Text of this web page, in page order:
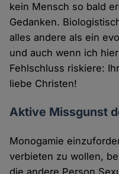
kein Mensch so bald
Gedanken.
alles andere als ein
und auch wenn ich
Fehlschluss riskiere:
liebe Christen!
Aktive Missgunst
Monogamie
verbieten zu wollen,